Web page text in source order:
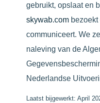
gebruikt, opslaat en
skywab.com
communiceert. We
naleving van de
Nederlandse
Laatst bijgewerkt: April